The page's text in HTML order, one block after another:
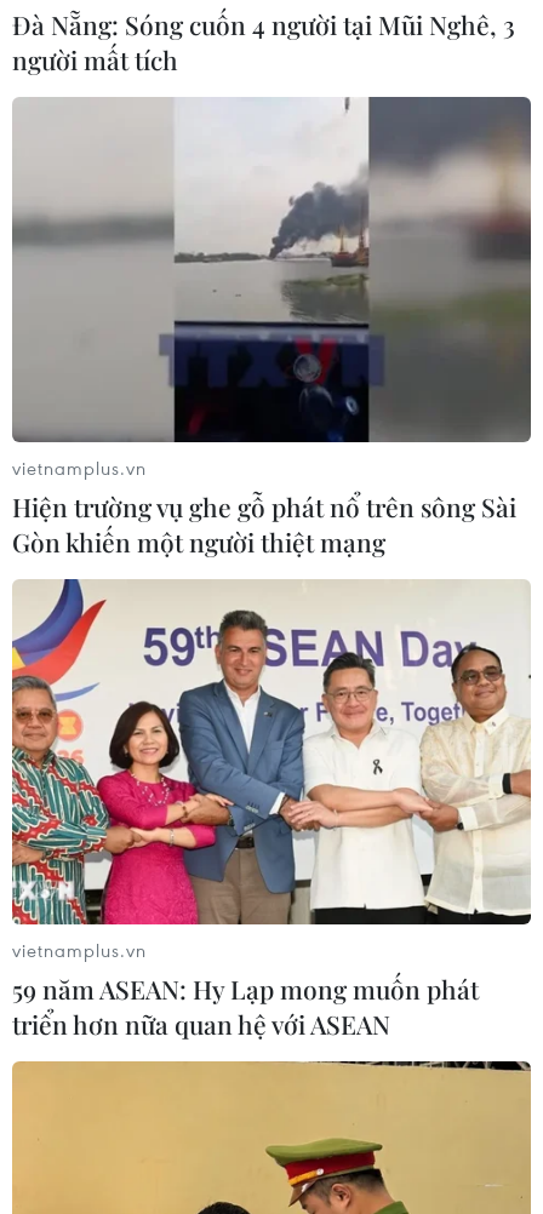
Đà Nẵng: Sóng cuốn 4 người tại Mũi Nghê, 3
người mất tích
vietnamplus.vn
Hiện trường vụ ghe gỗ phát nổ trên sông Sài
Gòn khiến một người thiệt mạng
vietnamplus.vn
59 năm ASEAN: Hy Lạp mong muốn phát
triển hơn nữa quan hệ với ASEAN